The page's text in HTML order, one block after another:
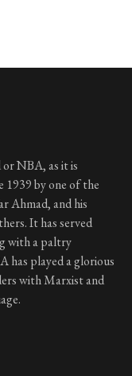
NBA, as it is
1939 by one of the
Ahmad, and his
It has served
with a paltry
has played a glorious
with Marxist and